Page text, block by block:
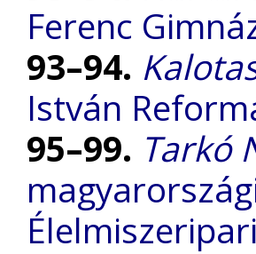
Ferenc
93–94.
István
95–99. Tarkó